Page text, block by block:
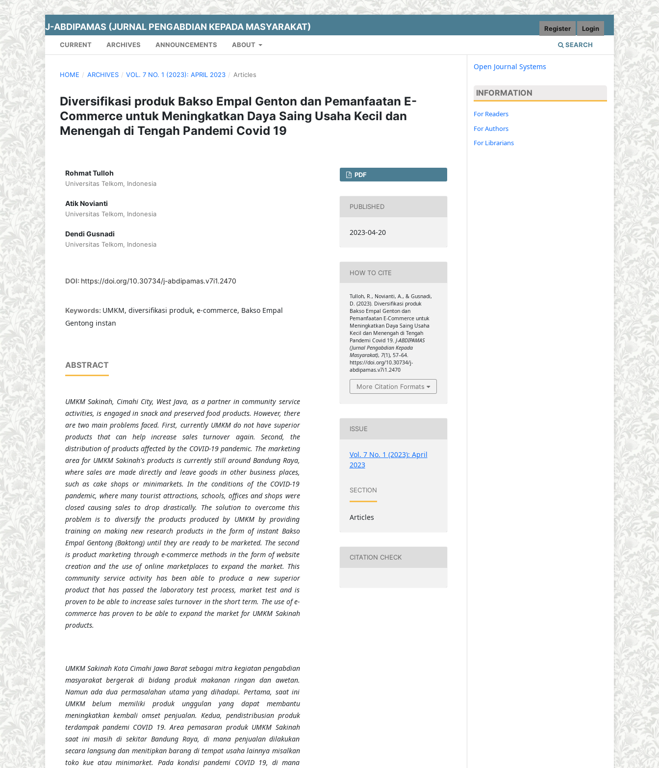
J-ABDIPAMAS (JURNAL PENGABDIAN KEPADA MASYARAKAT)
CURRENT ARCHIVES ANNOUNCEMENTS ABOUT SEARCH
Register Login
HOME / ARCHIVES / VOL. 7 NO. 1 (2023): APRIL 2023 / Articles
Diversifikasi produk Bakso Empal Genton dan Pemanfaatan E-
Commerce untuk Meningkatkan Daya Saing Usaha Kecil dan
Menengah di Tengah Pandemi Covid 19
Rohmat Tulloh
Universitas Telkom, Indonesia
Atik Novianti
Universitas Telkom, Indonesia
Dendi Gusnadi
Universitas Telkom, Indonesia
DOI: https://doi.org/10.30734/j-abdipamas.v7i1.2470
Keywords: UMKM, diversifikasi produk, e-commerce, Bakso Empal
Gentong instan
ABSTRACT
UMKM Sakinah, Cimahi City, West Java, as a partner in community service
activities, is engaged in snack and preserved food products. However, there
are two main problems faced. First, currently UMKMdo not have superior
products that can help increase sales turnover again. Second, the
distribution of products affected by the COVID-19 pandemic. The marketing
area for UMKM Sakinah's products is currently still around Bandung Raya,
where sales are made directly and leave goods in other business places,
such as cake shops or minimarkets. In the conditions of the COVID-19
pandemic, where many tourist attractions, schools, offices and shops were
closed causing sales to drop drastically. The solution to overcome this
problem is to diversify the products produced by UMKM by providing
training on making new research products in the form of instant Bakso
Empal Gentong (Baktong) until they are ready to be marketed. The second
is product marketing through e-commerce methods in the form of website
creation and the use of online marketplaces to expand the market. This
community service activity has been able to produce a new superior
product that has passed the laboratory test process, market test and is
proven to be able to increase sales turnover in the short term. The use of e-
commerce has proven to be able to expand the market for UMKM Sakinah
products.
UMKM Sakinah Kota Cimahi Jawa Barat sebagai mitra kegiatan pengabdian
masyarakat bergerak di bidang produk makanan ringan dan awetan.
Namun ada dua permasalahan utama yang dihadapi. Pertama, saat ini
UMKM belum memiliki produk unggulan yang dapat membantu
meningkatkan kembali omset penjualan. Kedua, pendistribusian produk
terdampak pandemi COVID 19. Area pemasaran produk UMKM Sakinah
saat ini masih di sekitar Bandung Raya, di mana penjualan dilakukan
secara langsung dan menitipkan barang di tempat usaha lainnya misalkan
toko kue atau minimarket. Pada kondisi pandemi COVID 19, di mana
PDF
PUBLISHED
2023-04-20
HOW TO CITE
Tulloh, R., Novianti, A., & Gusnadi,
D. (2023). Diversifikasi produk
Bakso Empal Genton dan
Pemanfaatan E-Commerce untuk
Meningkatkan Daya Saing Usaha
Kecil dan Menengah di Tengah
Pandemi Covid 19. J-ABDIPAMAS
(Jurnal Pengabdian Kepada
Masyarakat), 7(1), 57–64.
https://doi.org/10.30734/j-
abdipamas.v7i1.2470
More Citation Formats
ISSUE
Vol. 7 No. 1 (2023): April
2023
SECTION
Articles
CITATION CHECK
Open Journal Systems
INFORMATION
For Readers
For Authors
For Librarians